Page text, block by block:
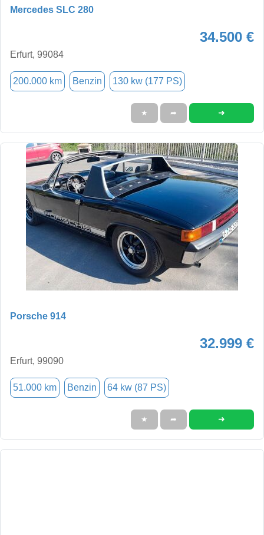
Mercedes SLC 280
34.500 €
Erfurt, 99084
200.000 km Benzin 130 kw (177 PS)
★ ➦ ➜
Porsche 914
32.999 €
Erfurt, 99090
51.000 km Benzin 64 kw (87 PS)
★ ➦ ➜